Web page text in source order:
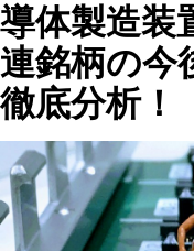
導体製造装
連銘柄の今
徹底分析！